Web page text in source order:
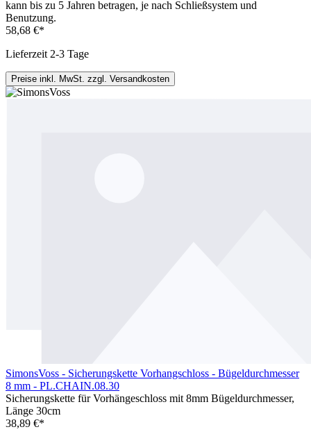
kann bis zu 5 Jahren betragen, je nach Schließsystem und
Benutzung.
58,68 €*
Lieferzeit 2-3 Tage
Preise inkl. MwSt. zzgl. Versandkosten
SimonsVoss - Sicherungskette Vorhangschloss - Bügeldurchmesser
8 mm - PL.CHAIN.08.30
Sicherungskette für Vorhängeschloss mit 8mm Bügeldurchmesser,
Länge 30cm
38,89 €*